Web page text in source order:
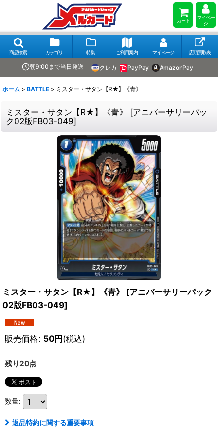
カート
マイペー
ジ
商品検索 カテゴリ 特集 ご利用案内 マイページ 店頭買取表
朝9:00まで当日発送 クレカ PayPay AmazonPay
ホーム > BATTLE > ミスター・サタン【R★】《青》
ミスター・サタン【R★】《青》 [アニバーサリーパッ
ク02版FB03-049]
ミスター・サタン【R★】《青》 [アニバーサリーパック
02版FB03-049]
販売価格: 50円(税込)
残り20点
数量:
返品特約に関する重要事項